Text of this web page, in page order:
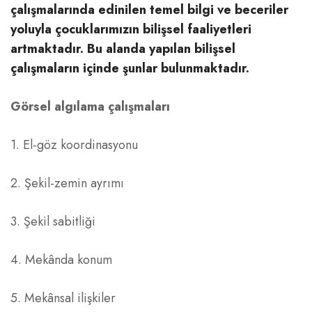
çalışmalarında edinilen temel bilgi ve beceriler
yoluyla çocuklarımızın bilişsel faaliyetleri
artmaktadır. Bu alanda yapılan bilişsel
çalışmaların içinde şunlar bulunmaktadır.
Görsel algılama çalışmaları
1. El-göz koordinasyonu
2. Şekil-zemin ayrımı
3. Şekil sabitliği
4. Mekânda konum
5. Mekânsal ilişkiler